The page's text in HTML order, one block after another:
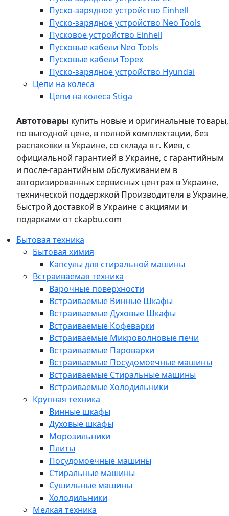
Пуско-зарядное устройство Einhell
Пуско-зарядное устройство Neo Tools
Пусковое устройство Einhell
Пусковые кабели Neo Tools
Пусковые кабели Topex
Пуско-зарядное устройство Hyundai
Цепи на колеса
Цепи на колеса Stiga
Автотовары купить новые и оригинальные товары,
по выгодной цене, в полной комплектации, без
распаковки в Украине, со склада в г. Киев, с
официальной гарантией в Украине, с гарантийным
и после-гарантийным обслуживанием в
авторизированных сервисных центрах в Украине,
технической поддержкой Производителя в Украине,
быстрой доставкой в Украине с акциями и
подарками от ckapbu.com
Бытовая техника
Бытовая химия
Капсулы для стиральной машины
Встраиваемая техника
Варочные поверхности
Встраиваемые Винные Шкафы
Встраиваемые Духовые Шкафы
Встраиваемые Кофеварки
Встраиваемые Микроволновые печи
Встраиваемые Пароварки
Встраиваемые Посудомоечные машины
Встраиваемые Стиральные машины
Встраиваемые Холодильники
Крупная техника
Винные шкафы
Духовые шкафы
Морозильники
Плиты
Посудомоечные машины
Стиральные машины
Сушильные машины
Холодильники
Мелкая техника